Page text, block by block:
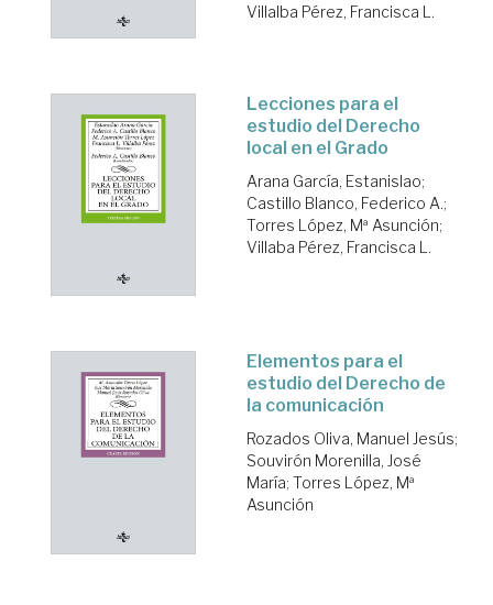
Villalba Pérez, Francisca L.
Lecciones para el
estudio del Derecho
local en el Grado
Arana García, Estanislao;
Castillo Blanco, Federico A.;
Torres López, Mª Asunción;
Villaba Pérez, Francisca L.
Elementos para el
estudio del Derecho de
la comunicación
Rozados Oliva, Manuel Jesús;
Souvirón Morenilla, José
María; Torres López, Mª
Asunción